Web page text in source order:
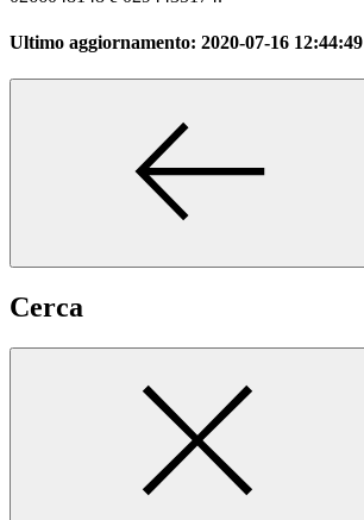
Ultimo aggiornamento: 2020-07-16 12:44:49
Cerca